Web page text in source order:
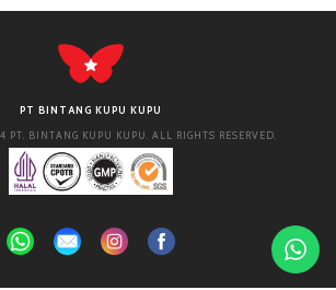
PT BINTANG KUPU KUPU
PT. BINTANG KUPU KUPU. ALL RIGHTS RESERVED.